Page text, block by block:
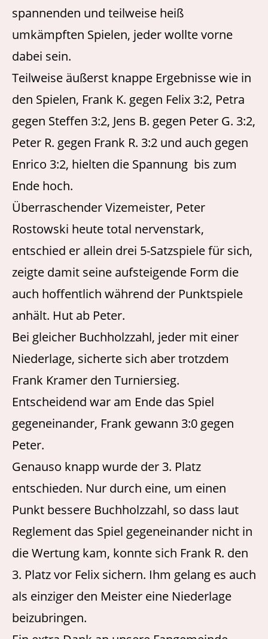
spannenden und teilweise heiß
umkämpften Spielen, jeder wollte vorne
dabei sein.
Teilweise äußerst knappe Ergebnisse wie in
den Spielen, Frank K. gegen Felix 3:2, Petra
gegen Steffen 3:2, Jens B. gegen Peter G. 3:2,
Peter R. gegen Frank R. 3:2 und auch gegen
Enrico 3:2, hielten die Spannung bis zum
Ende hoch.
Überraschender Vizemeister, Peter
Rostowski heute total nervenstark,
entschied er allein drei 5-Satzspiele für sich,
zeigte damit seine aufsteigende Form die
auch hoffentlich während der Punktspiele
anhält. Hut ab Peter.
Bei gleicher Buchholzzahl, jeder mit einer
Niederlage, sicherte sich aber trotzdem
Frank Kramer den Turniersieg.
Entscheidend war am Ende das Spiel
gegeneinander, Frank gewann 3:0 gegen
Peter.
Genauso knapp wurde der 3. Platz
entschieden. Nur durch eine, um einen
Punkt bessere Buchholzzahl, so dass laut
Reglement das Spiel gegeneinander nicht in
die Wertung kam, konnte sich Frank R. den
3. Platz vor Felix sichern. Ihm gelang es auch
als einziger den Meister eine Niederlage
beizubringen.